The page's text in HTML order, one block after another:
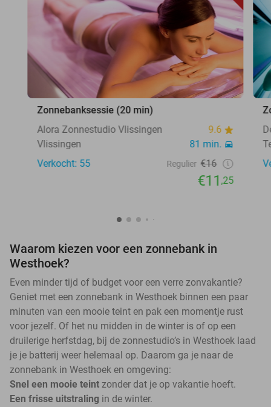
Zonnebanksessie (20 min)
Alora Zonnestudio Vlissingen
9.6
Vlissingen
81 min.
Verkocht: 55
Regulier €16
€11,25
Waarom kiezen voor een zonnebank in
Westhoek?
Even minder tijd of budget voor een verre zonvakantie?
Geniet met een zonnebank in Westhoek binnen een paar
minuten van een mooie teint en pak een momentje rust
voor jezelf. Of het nu midden in de winter is of op een
druilerige herfstdag, bij de zonnestudio’s in Westhoek laad
je je batterij weer helemaal op. Daarom ga je naar de
zonnebank in Westhoek en omgeving:
Snel een mooie teint zonder dat je op vakantie hoeft.
Een frisse uitstraling in de winter.